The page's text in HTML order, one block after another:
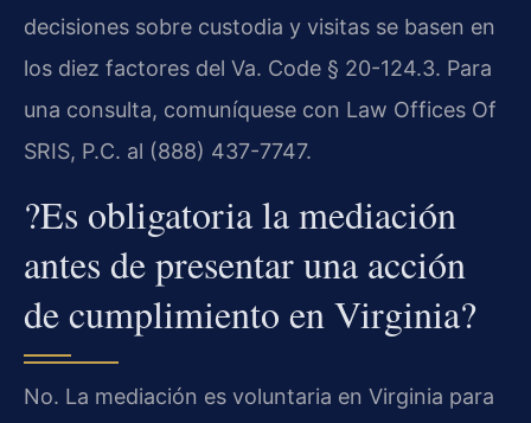
decisiones sobre custodia y visitas se basen en
los diez factores del Va. Code § 20-124.3. Para
una consulta, comuníquese con Law Offices Of
SRIS, P.C. al (888) 437-7747.
?Es obligatoria la mediación
antes de presentar una acción
de cumplimiento en Virginia?
No. La mediación es voluntaria en Virginia para